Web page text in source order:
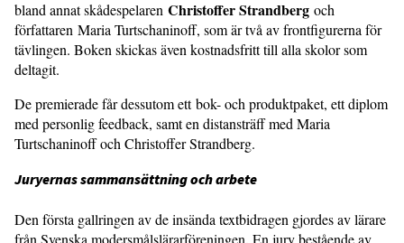
bland annat skådespelaren Christoffer Strandberg och
författaren Maria Turtschaninoff, som är två av frontfigurerna för
tävlingen. Boken skickas även kostnadsfritt till alla skolor som
deltagit.
De premierade får dessutom ett bok- och produktpaket, ett diplom
med personlig feedback, samt en distansträff med Maria
Turtschaninoff och Christoffer Strandberg.
Juryernas sammansättning och arbete
Den första gallringen av de insända textbidragen gjordes av lärare
från Svenska modersmålslärarföreningen. En jury bestående av